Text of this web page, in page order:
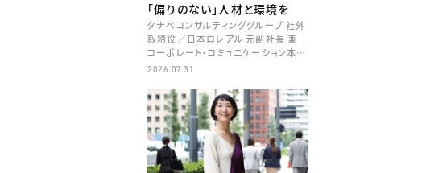
「偏りのない」人材と環境を
タナベコンサルティンググループ 社外
取締役／日本ロレアル 元副社長 兼
コーポレート・コミュニケーション本部
本部長／キャリアコンサルタント 井村
2026.07.31